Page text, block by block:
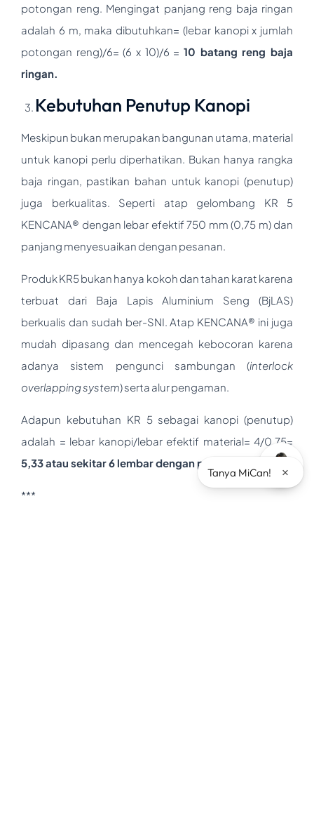
potongan reng. Mengingat panjang reng baja ringan
adalah 6 m, maka dibutuhkan= (lebar kanopi x jumlah
potongan reng)/6= (6 x 10)/6 = 10 batang reng baja
ringan.
Kebutuhan Penutup Kanopi
Meskipun bukan merupakan bangunan utama, material
untuk kanopi perlu diperhatikan. Bukan hanya rangka
baja ringan, pastikan bahan untuk kanopi (penutup)
juga berkualitas. Seperti atap gelombang KR 5
KENCANA® dengan lebar efektif 750 mm (0,75 m) dan
panjang menyesuaikan dengan pesanan.
Produk KR5 bukan hanya kokoh dan tahan karat karena
terbuat dari Baja Lapis Aluminium Seng (BjLAS)
berkualis dan sudah ber-SNI. Atap KENCANA® ini juga
mudah dipasang dan mencegah kebocoran karena
adanya sistem pengunci sambungan (interlock
overlapping system) serta alur pengaman.
Adapun kebutuhan KR 5 sebagai kanopi (penutup)
adalah = lebar kanopi/lebar efektif material= 4/0,75=
5,33 atau sekitar 6 lembar dengan panjang
***
Tanya MiCan! ×